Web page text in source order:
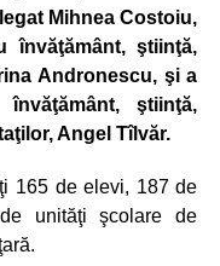
Mihnea Costoiu,
învăţământ, ştiinţă,
Andronescu, şi a
ştiinţă,
Angel Tîlvăr.
165 de elevi, 187 de
unităţi şcolare de